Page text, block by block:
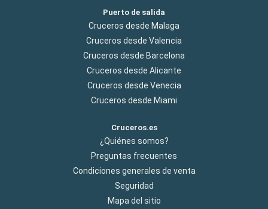
Puerto de salida
Cruceros desde Malaga
Cruceros desde Valencia
Cruceros desde Barcelona
Cruceros desde Alicante
Cruceros desde Venecia
Cruceros desde Miami
Cruceros.es
¿Quiénes somos?
Preguntas frecuentes
Condiciones generales de venta
Seguridad
Mapa del sitio